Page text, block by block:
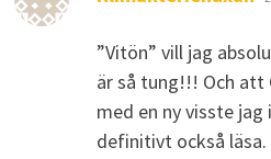
”Vitön” vill jag
är så tung!!! Och
med en ny visste jag
definitivt också läsa.